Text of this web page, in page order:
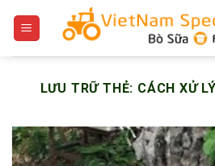
LƯU TRỮ THẺ: CÁCH XỬ